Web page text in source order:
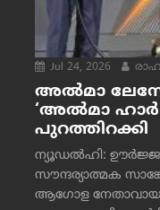
Jul 24, 2026
അൽമാ
‘അൽമാ
പുറത്തിറക്കി
ന്യൂഡൽഹി: ഊർജ്ജ
സൗന്ദര്യാത്മക
ആഗോള